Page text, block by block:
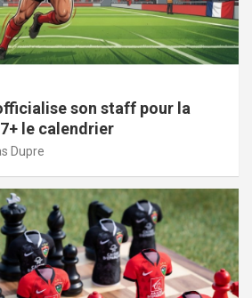
son staff pour la
le calendrier
Dupre